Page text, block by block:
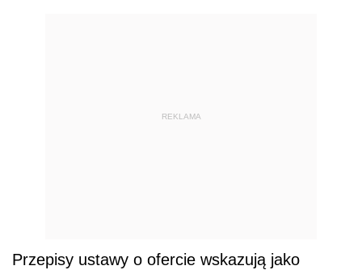
REKLAMA
Przepisy ustawy o ofercie wskazują jako